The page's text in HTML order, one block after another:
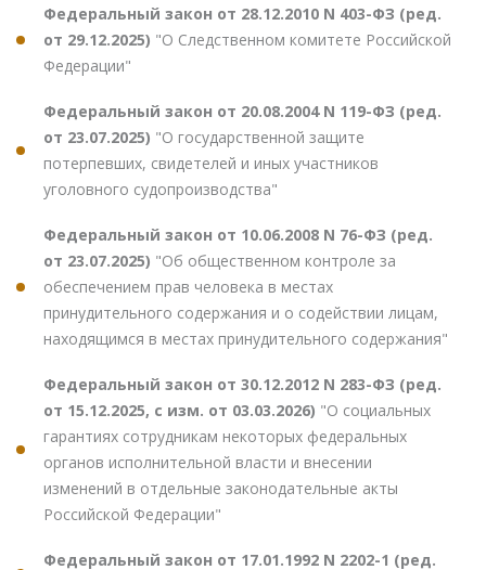
Федеральный закон от 28.12.2010 N 403-ФЗ (ред.
от 29.12.2025) "О Следственном комитете Российской
Федерации"
Федеральный закон от 20.08.2004 N 119-ФЗ (ред.
от 23.07.2025) "О государственной защите
потерпевших, свидетелей и иных участников
уголовного судопроизводства"
Федеральный закон от 10.06.2008 N 76-ФЗ (ред.
от 23.07.2025) "Об общественном контроле за
обеспечением прав человека в местах
принудительного содержания и о содействии лицам,
находящимся в местах принудительного содержания"
Федеральный закон от 30.12.2012 N 283-ФЗ (ред.
от 15.12.2025, с изм. от 03.03.2026) "О социальных
гарантиях сотрудникам некоторых федеральных
органов исполнительной власти и внесении
изменений в отдельные законодательные акты
Российской Федерации"
Федеральный закон от 17.01.1992 N 2202-1 (ред.